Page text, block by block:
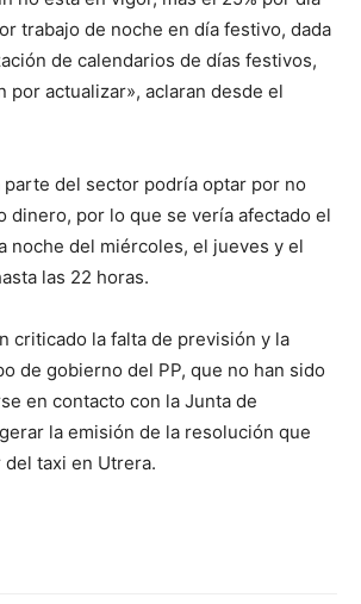
trabajo de noche en día festivo, dada
de calendarios de días festivos,
por actualizar», aclaran desde el
del sector podría optar por no
dinero, por lo que se vería afectado el
noche del miércoles, el jueves y el
las 22 horas.
criticado la falta de previsión y la
de gobierno del PP, que no han sido
en contacto con la Junta de
la emisión de la resolución que
taxi en Utrera.